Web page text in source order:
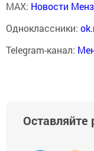
MAX: Новости
Одноклассники:
Telegram-канал:
Оставляйте